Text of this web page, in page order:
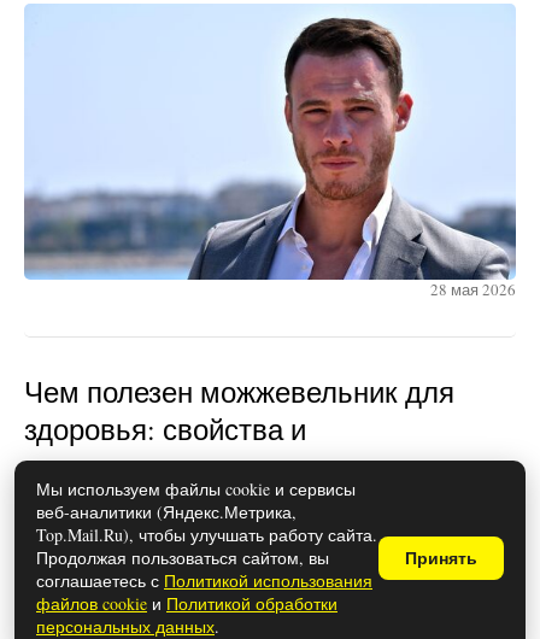
28 мая 2026
Чем полезен можжевельник для
здоровья: свойства и
противопоказания
Мы используем файлы cookie и сервисы
веб-аналитики (Яндекс.Метрика,
Top.Mail.Ru), чтобы улучшать работу сайта.
Продолжая пользоваться сайтом, вы
соглашаетесь с Политикой использования
файлов cookie и Политикой обработки
персональных данных.
Принять